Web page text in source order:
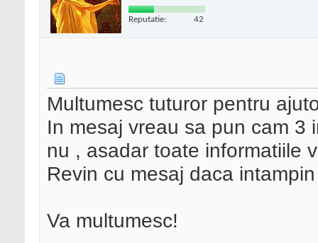
Reputatie: 42
Multumesc tuturor pentru
In mesaj vreau sa pun cam 3
nu , asadar toate informatiile
Revin cu mesaj daca
Va multumesc!